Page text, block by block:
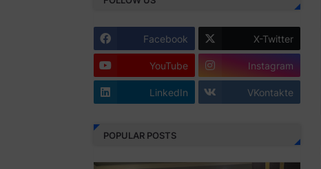
Juz 1 ⇨http://j.mp/2b8SiNO
Juz 2 ⇨http://j.mp/2b8RJmQ
Juz 3 ⇨http://j.mp/2bFSrtF
Juz 4 ⇨http://j.mp/2b8SXi3
Juz 5 ⇨http://j.mp/2b8RZm3
Juz 6 ⇨http://j.mp/28MBohs
Juz 7 ⇨http://j.mp/2bFRIZC
Facebook X-Twitter
YouTube Instagram
LinkedIn VKontakte
POPULAR POSTS